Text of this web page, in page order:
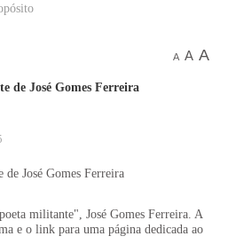
A A A
de José Gomes Ferreira
José Gomes Ferreira
militante", José Gomes Ferreira. A
e o link para uma página dedicada ao